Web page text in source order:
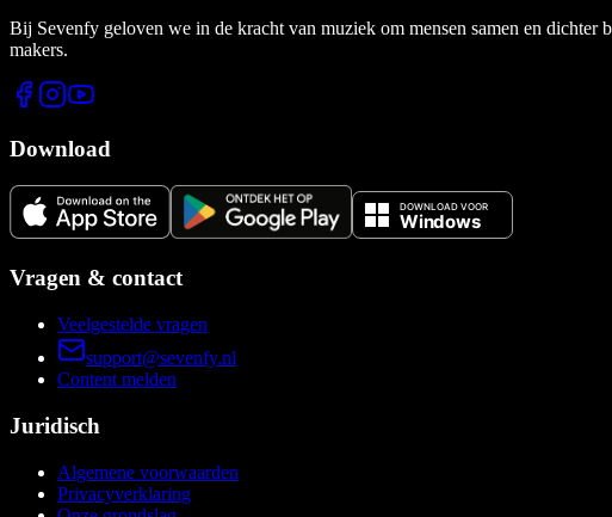
Bij Sevenfy geloven we in de kracht van muziek om mensen samen en dichter
makers.
Download
Vragen & contact
Veelgestelde vragen
support@sevenfy.nl
Content melden
Juridisch
Algemene voorwaarden
Privacyverklaring